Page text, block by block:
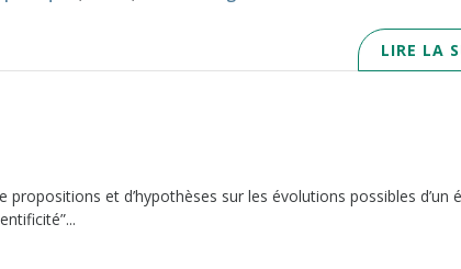
LIRE LA
et d’hypothèses sur les évolutions possibles d’un